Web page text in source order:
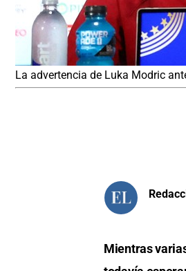
La advertencia de Luka Modric
Mientras